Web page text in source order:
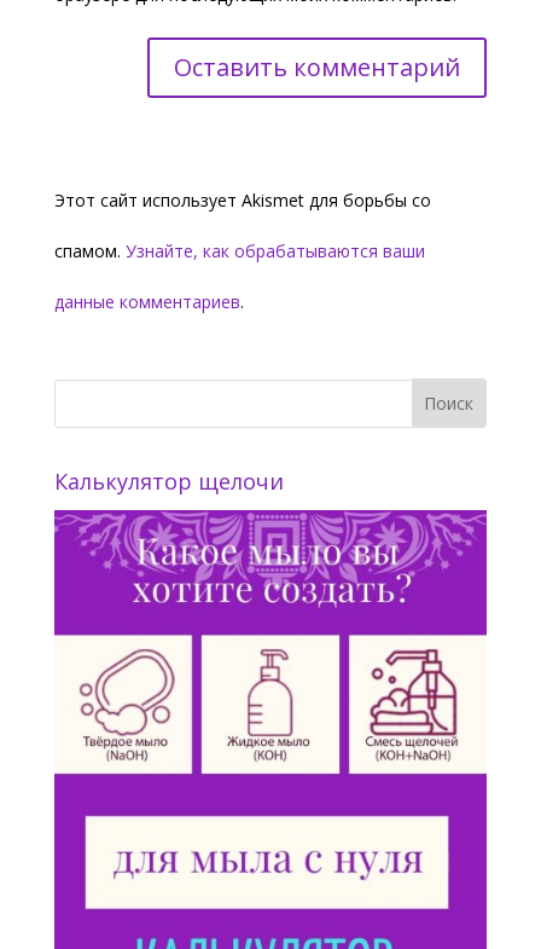
Этот сайт использует Akismet для борьбы со
спамом. Узнайте, как обрабатываются ваши
данные комментариев.
Калькулятор щелочи